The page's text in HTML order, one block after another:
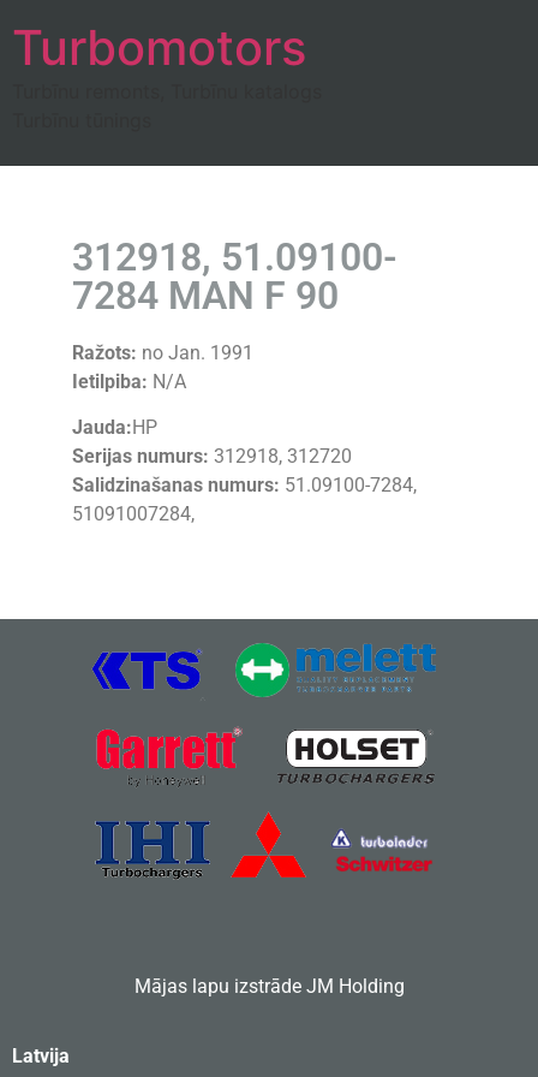
Turbomotors
312918, 51.09100-
7284 MAN F 90
Ražots: no Jan. 1991
Ietilpiba: N/A
Jauda: HP
Serijas numurs: 312918, 312720
Salidzinašanas numurs: 51.09100-7284,
51091007284,
Mājas lapu izstrādeJM Holding
Latvija